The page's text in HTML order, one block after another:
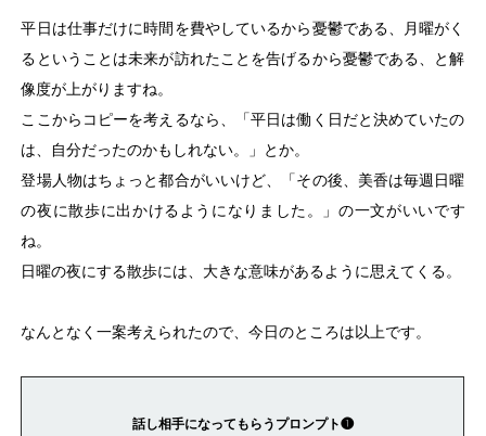
平日は仕事だけに時間を費やしているから憂鬱である、月曜がく
るということは未来が訪れたことを告げるから憂鬱である、と解
像度が上がりますね。
ここからコピーを考えるなら、「平日は働く日だと決めていたの
は、自分だったのかもしれない。」とか。
登場人物はちょっと都合がいいけど、「その後、美香は毎週日曜
の夜に散歩に出かけるようになりました。」の一文がいいです
ね。
日曜の夜にする散歩には、大きな意味があるように思えてくる。
なんとなく一案考えられたので、今日のところは以上です。
話し相手になってもらうプロンプト❶